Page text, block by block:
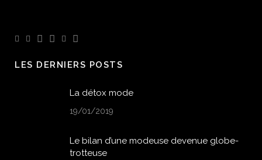
LES DERNIERS POSTS
La détox mode
19/01/2019
Le bilan d’une modeuse devenue globe-
trotteuse